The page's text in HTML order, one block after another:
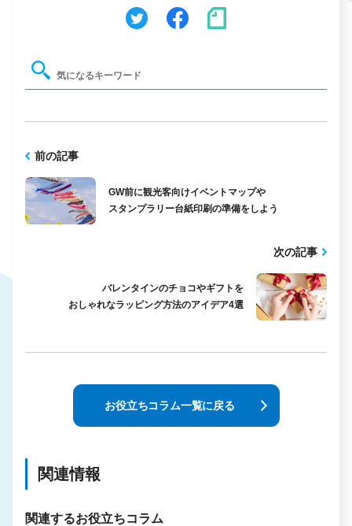
前の記事
GW前に観光客向けイベントマップや
スタンプラリー台紙印刷の準備をしよう
次の記事
バレンタインのチョコやギフトを
おしゃれなラッピング方法のアイデア4選
お役立ちコラム一覧に戻る
関連情報
関連するお役立ちコラム